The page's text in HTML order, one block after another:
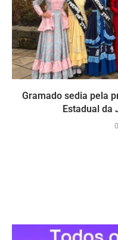
Gramado sedia pela
Estadual da